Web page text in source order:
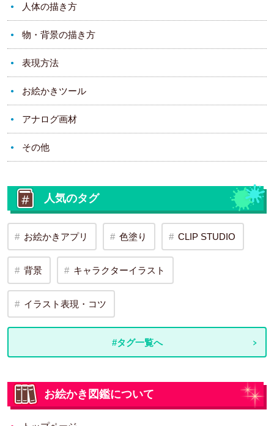
人体の描き方
物・背景の描き方
表現方法
お絵かきツール
アナログ画材
その他
人気のタグ
お絵かきアプリ 色塗り CLIP STUDIO
背景 キャラクターイラスト
イラスト表現・コツ
#タグ一覧へ
お絵かき図鑑について